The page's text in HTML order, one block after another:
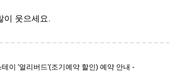
이 웃으세요.
이 '얼리버드'(조기예약 할인) 예약 안내 -